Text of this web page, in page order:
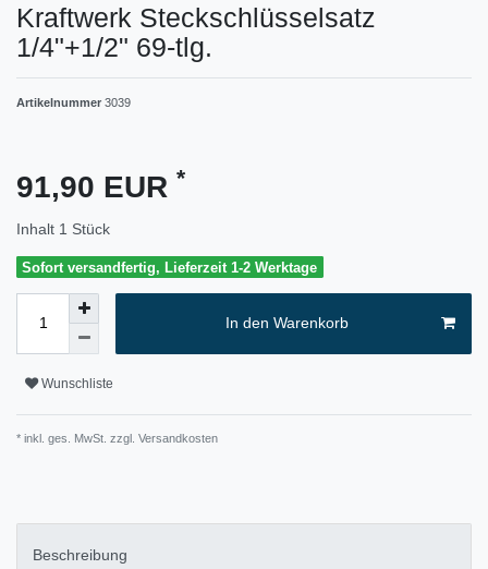
Kraftwerk Steckschlüsselsatz
1/4"+1/2" 69-tlg.
Artikelnummer 3039
91,90 EUR *
Inhalt 1 Stück
Sofort versandfertig, Lieferzeit 1-2 Werktage
In den Warenkorb
Wunschliste
* inkl. ges. MwSt. zzgl. Versandkosten
Beschreibung